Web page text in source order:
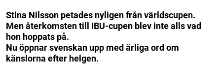
Stina Nilsson petades nyligen från världscupen.
Men återkomsten till IBU-cupen blev inte alls vad
hon hoppats på.
Nu öppnar svenskan upp med ärliga ord om
känslorna efter helgen.